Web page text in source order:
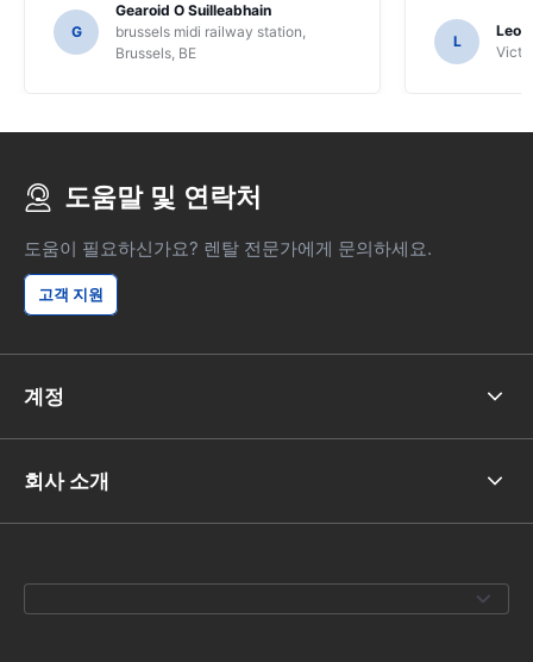
G
Gearoid O Suilleabhain
brussels midi railway station,
Brussels, BE
L
도움말 및 연락처
도움이 필요하신가요? 렌탈 전문가에게 문의하세요.
고객 지원
계정
회사 소개